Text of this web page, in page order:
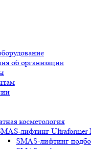
об организации
косметология
лифтинг
SMAS-лифтинг